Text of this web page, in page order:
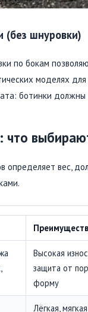
(без шнуровки)
по бокам
моделях
ботинки
определяет вес,
Высокая
защита от
форму
Лёгкая,